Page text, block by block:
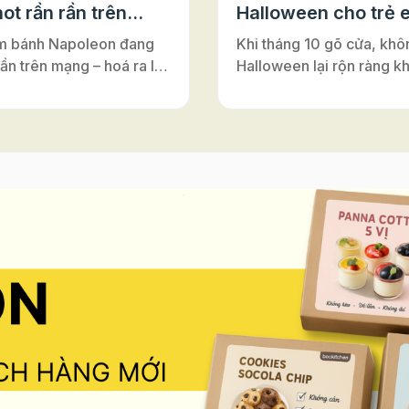
rần rần trên
bánh Napoleon đang
trên mạng – hoá ra lại
sao bánh có tên là
nhiều người thường
nghĩa là “ngàn lớp
Món bánh này được
cảm hứng từ vùng
gâteau napolitain –
kiểu Napoli”. Theo thời
Halloween cho trẻ
Khi tháng 10 gõ cửa,
Halloween lại rộn ràng
Anh cho tới những câu
cùng hóa thân, vui chơi
hoạt động Halloween
vừa an toàn, vừa dễ tổ
những buổi workshop
sẽ là gợi ý tuyệt vời.
mang lại niềm vui khi
sáng tạo, hoạt động làm
còn giúp trẻ rèn luyện
léo, khả năng tập trung
thần làm việc nhóm – tất
diễn ra trong không khí